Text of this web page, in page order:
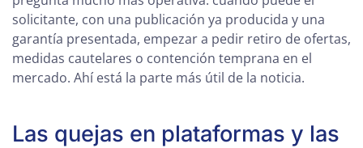
solicitante, con una publicación ya producida y una
garantía presentada, empezar a pedir retiro de ofertas,
medidas cautelares o contención temprana en el
mercado. Ahí está la parte más útil de la noticia.
Las quejas en plataformas y las